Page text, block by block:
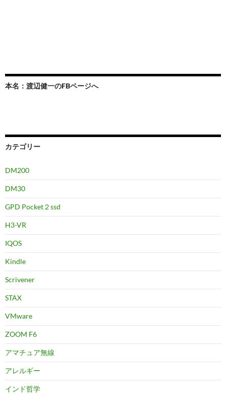
本名：渡辺健一のFBページへ
カテゴリー
DM200
DM30
GPD Pocket２ssd
H3-VR
IQOS
Kindle
Scrivener
STAX
VMware
ZOOM F6
アマチュア無線
アレルギー
インド哲学